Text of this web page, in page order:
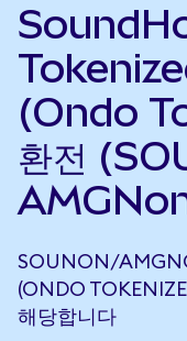
(Ondo
환전
SOUNON/
(ONDO
해당합니다